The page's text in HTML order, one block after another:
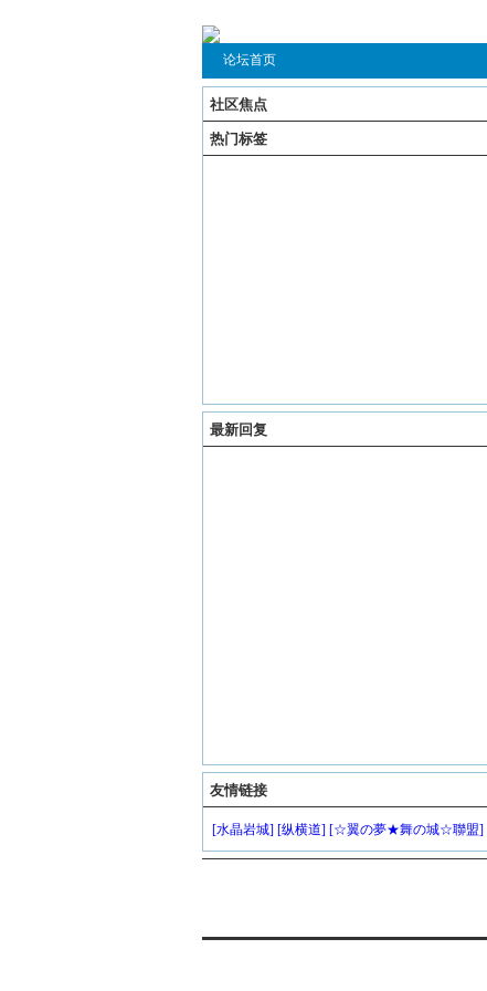
论坛首页
社区焦点
热门标签
最新回复
友情链接
[水晶岩城] [纵横道] [☆翼の夢★舞の城☆聯盟]